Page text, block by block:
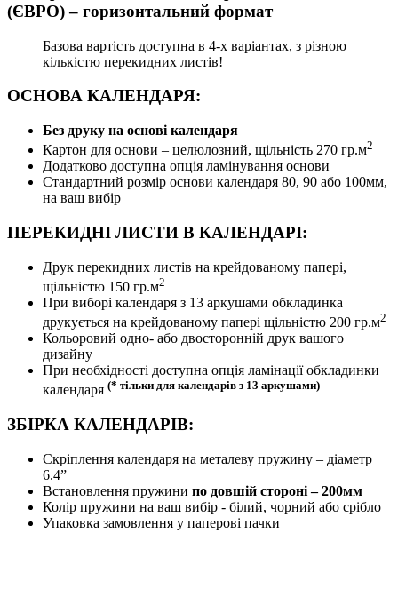
(ЄВРО) – горизонтальний формат
Базова вартість доступна в 4-х варіантах, з різною
кількістю перекидних листів!
ОСНОВА КАЛЕНДАРЯ:
Без друку на основі календаря
Картон для основи – целюлозний, щільність 270 гр.м2
Додатково доступна опція ламінування основи
Стандартний розмір основи календаря 80, 90 або 100мм,
на ваш вибір
ПЕРЕКИДНІ ЛИСТИ В КАЛЕНДАРІ:
Друк перекидних листів на крейдованому папері,
щільністю 150 гр.м2
При виборі календаря з 13 аркушами обкладинка
друкується на крейдованому папері щільністю 200 гр.м2
Кольоровий одно- або двосторонній друк вашого
дизайну
При необхідності доступна опція ламінації обкладинки
календаря (* тільки для календарів з 13 аркушами)
ЗБІРКА КАЛЕНДАРІВ:
Скріплення календаря на металеву пружину – діаметр
6.4”
Встановлення пружини по довшій стороні – 200мм
Колір пружини на ваш вибір - білий, чорний або срібло
Упаковка замовлення у паперові пачки